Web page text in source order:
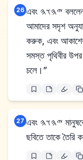
26 এবং 𐤉𐤄𐤅𐤄 বললেন, “আমরা আমাদের ছবিতে মানুষ তৈরি করি,
আমাদের সদৃশ
করুক, এবং
সমস্ত পৃথিবীর
চলে।”
27 এবং 𐤉𐤄𐤅𐤄 মানুষকে তার ছবিতে তৈরি করলেন, 𐤉𐤄𐤅𐤄 এর
ছবিতে তাকে তৈরি